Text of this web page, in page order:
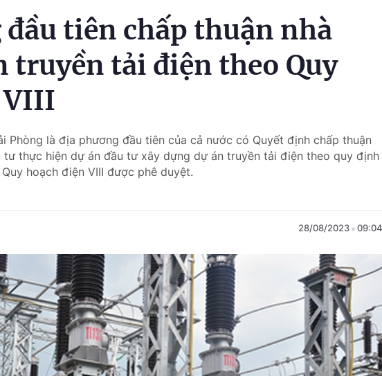
tiên chấp thuận nhà
truyền tải điện theo Quy
VIII
Phòng là địa phương đầu tiên của cả nước có Quyết định chấp thuận
thực hiện dự án đầu tư xây dựng dự án truyền tải điện theo quy định
hoạch điện VIII được phê duyệt.
28/08/2023 09:04